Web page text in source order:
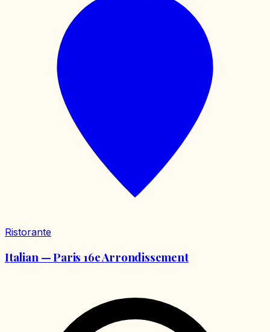
Ristorante
Italian — Paris 16e Arrondissement